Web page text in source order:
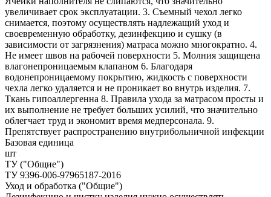
увеличивает срок эксплуатации. 3. Съемный чехол легко
снимается, поэтому осуществлять надлежащий уход и
своевременную обработку, дезинфекцию и сушку (в
зависимости от загрязнения) матраса можно многократно. 4.
Не имеет швов на рабочей поверхности 5. Молния защищена
влагонепроницаемым клапаном 6. Благодаря
водонепроницаемому покрытию, жидкость с поверхности
чехла легко удаляется и не проникает во внутрь изделия. 7.
Ткань гипоаллергенна 8. Правила ухода за матрасом просты и
их выполнение не требует больших усилий, что значительно
облегчает труд и экономит время медперсонала. 9.
Препятствует распространению внутрибольничной инфекции
Базовая единица
шт
ТУ ("Общие")
ТУ 9396-006-97965187-2016
Уход и обработка ("Общие")